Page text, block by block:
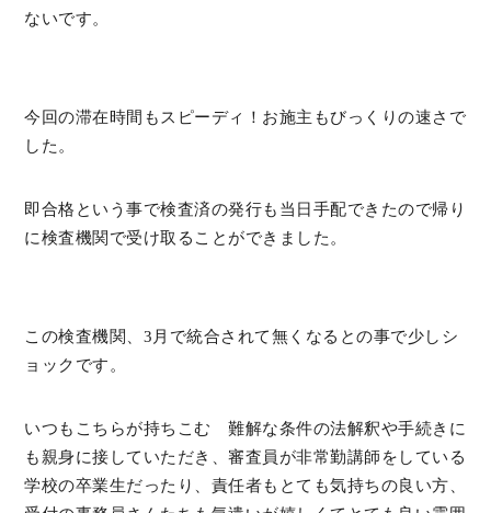
ないです。
今回の滞在時間もスピーディ！お施主もびっくりの速さで
した。
即合格という事で検査済の発行も当日手配できたので帰り
に検査機関で受け取ることができました。
この検査機関、3月で統合されて無くなるとの事で少しシ
ョックです。
いつもこちらが持ちこむ 難解な条件の法解釈や手続きに
も親身に接していただき、審査員が非常勤講師をしている
学校の卒業生だったり、責任者もとても気持ちの良い方、